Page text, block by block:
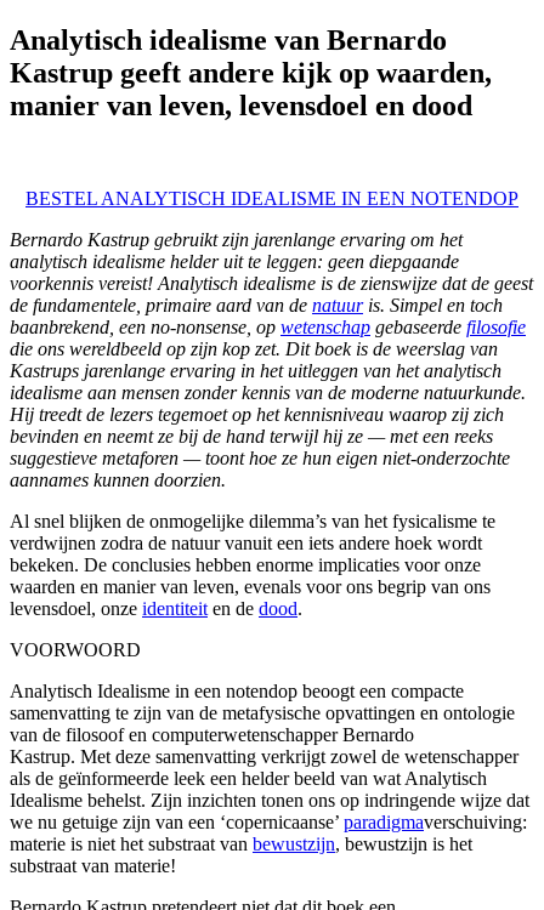
Analytisch idealisme van Bernardo
Kastrup geeft andere kijk op waarden,
manier van leven, levensdoel en dood
BESTEL ANALYTISCH IDEALISME IN EEN NOTENDOP
Bernardo Kastrup gebruikt zijn jarenlange ervaring om het
analytisch idealisme helder uit te leggen: geen diepgaande
voorkennis vereist! Analytisch idealisme is de zienswijze dat de geest
de fundamentele, primaire aard van de natuuris. Simpel en toch
baanbrekend, een no-nonsense, op wetenschap gebaseerde filosofie
die ons wereldbeeld op zijn kop zet. Dit boek is de weerslag van
Kastrups jarenlange ervaring in het uitleggen van het analytisch
idealisme aan mensen zonder kennis van de moderne natuurkunde.
Hij treedt de lezers tegemoet op het kennisniveau waarop zij zich
bevinden en neemt ze bij de hand terwijl hij ze — met een reeks
suggestieve metaforen — toont hoe ze hun eigen niet-onderzochte
aannames kunnen doorzien.
Al snel blijken de onmogelijke dilemma’s van het fysicalisme te
verdwijnen zodra de natuur vanuit een iets andere hoek wordt
bekeken. De conclusies hebben enorme implicaties voor onze
waarden en manier van leven, evenals voor ons begrip van ons
levensdoel, onze identiteit en de dood.
VOORWOORD
Analytisch Idealisme in een notendop beoogt een compacte
samenvatting te zijn van de metafysische opvattingen en ontologie
van de filosoof en computerwetenschapper Bernardo
Kastrup. Met deze samenvatting verkrijgt zowel de wetenschapper
als de geïnformeerde leek een helder beeld van wat Analytisch
Idealisme behelst. Zijn inzichten tonen ons op indringende wijze dat
we nu getuige zijn van een ‘copernicaanse’ paradigmaverschuiving:
materie is niet het substraat van bewustzijn, bewustzijn is het
substraat van materie!